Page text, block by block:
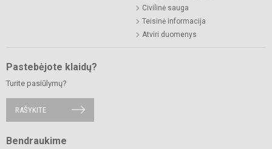
Civilinė sauga
Teisinė informacija
Atviri duomenys
Pastebėjote klaidų?
Turite pasiūlymų?
RAŠYKITE
Bendraukime